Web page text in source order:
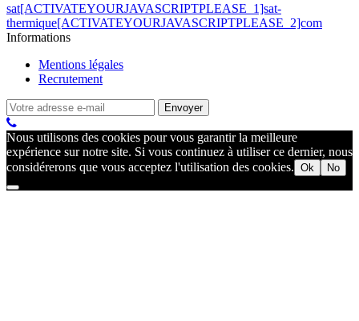
sat[ACTIVATEYOURJAVASCRIPTPLEASE_1]sat-
thermique[ACTIVATEYOURJAVASCRIPTPLEASE_2]com
Informations
Mentions légales
Recrutement
Nous utilisons des cookies pour vous garantir la meilleure
expérience sur notre site. Si vous continuez à utiliser ce dernier, nous
considérerons que vous acceptez l'utilisation des cookies. Ok No